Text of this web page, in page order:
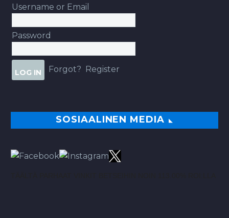
Username or Email
Password
Forgot? Register
SOSIAALINEN MEDIA